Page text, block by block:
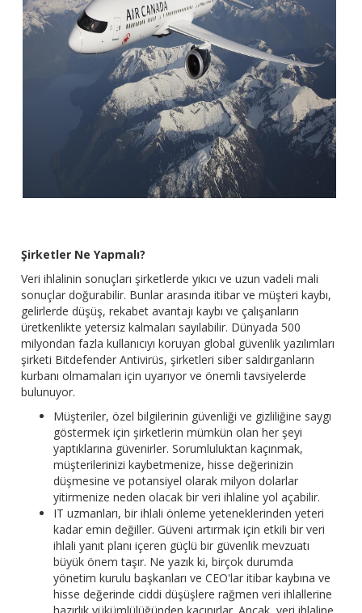
Şirketler Ne Yapmalı?
Veri ihlalinin sonuçları şirketlerde yıkıcı ve uzun vadeli mali
sonuçlar doğurabilir. Bunlar arasında itibar ve müşteri kaybı,
gelirlerde düşüş, rekabet avantajı kaybı ve çalışanların
üretkenlikte yetersiz kalmaları sayılabilir. Dünyada 500
milyondan fazla kullanıcıyı koruyan global güvenlik yazılımları
şirketi Bitdefender Antivirüs, şirketleri siber saldırganların
kurbanı olmamaları için uyarıyor ve önemli tavsiyelerde
bulunuyor.
Müşteriler, özel bilgilerinin güvenliği ve gizliliğine saygı
göstermek için şirketlerin mümkün olan her şeyi
yaptıklarına güvenirler. Sorumluluktan kaçınmak,
müşterilerinizi kaybetmenize, hisse değerinizin
düşmesine ve potansiyel olarak milyon dolarlar
yitirmenize neden olacak bir veri ihlaline yol açabilir.
IT uzmanları, bir ihlali önleme yeteneklerinden yeteri
kadar emin değiller. Güveni artırmak için etkili bir veri
ihlali yanıt planı içeren güçlü bir güvenlik mevzuatı
büyük önem taşır. Ne yazık ki, birçok durumda
yönetim kurulu başkanları ve CEO'lar itibar kaybına ve
hisse değerinde ciddi düşüşlere rağmen veri ihlallerine